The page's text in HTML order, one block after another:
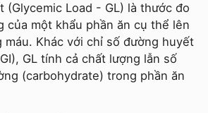
(Glycemic Load - GL) là thước đo
của một khẩu phần ăn cụ thể lên
máu. Khác với chỉ số đường huyết
GL tính cả chất lượng lẫn số
(carbohydrate) trong phần ăn